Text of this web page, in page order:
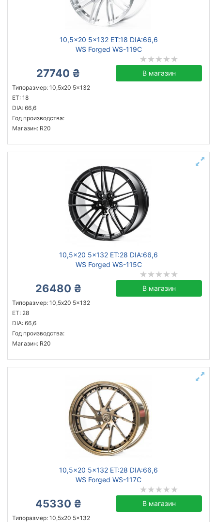
10,5x20 5x132 ET:18 DIA:66,6
WS Forged WS-119C
27740 ₴ В магазин
Типоразмер: 10,5x20 5x132
ET: 18
DIA: 66,6
Год производства:
Магазин: R20
10,5x20 5x132 ET:28 DIA:66,6
WS Forged WS-115C
26480 ₴ В магазин
Типоразмер: 10,5x20 5x132
ET: 28
DIA: 66,6
Год производства:
Магазин: R20
10,5x20 5x132 ET:28 DIA:66,6
WS Forged WS-117C
45330 ₴ В магазин
Типоразмер: 10,5x20 5x132